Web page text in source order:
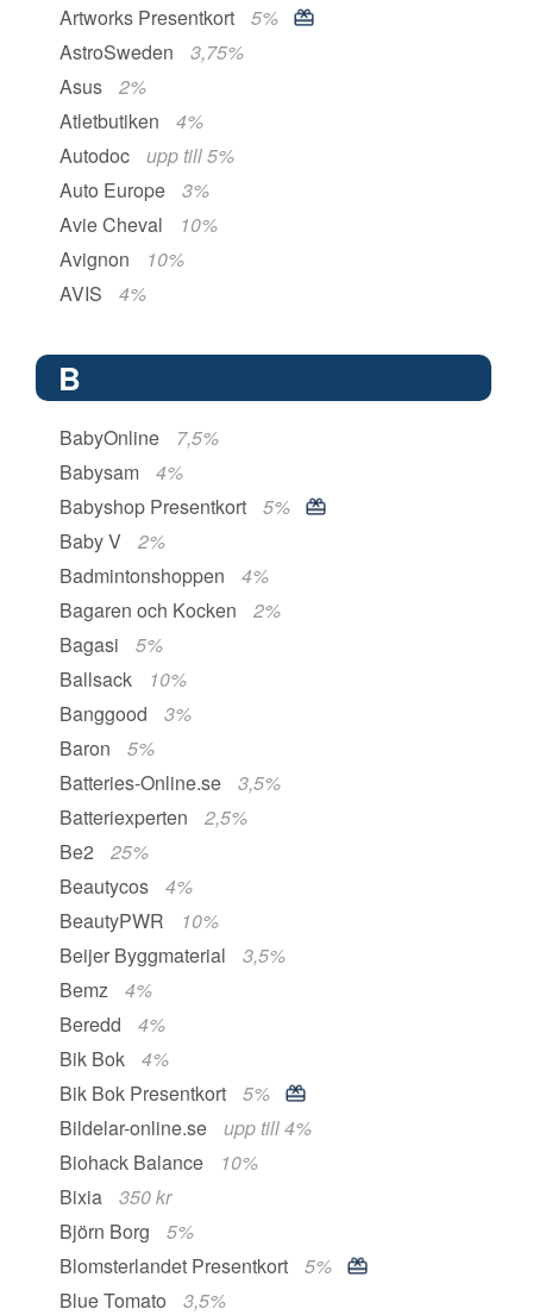
Artworks Presentkort
5%
AstroSweden
3,75%
Asus
2%
Atletbutiken
4%
Autodoc
upp till 5%
Auto Europe
3%
Avie Cheval
10%
Avignon
10%
AVIS
4%
B
BabyOnline
7,5%
Babysam
4%
Babyshop Presentkort
5%
Baby V
2%
Badmintonshoppen
4%
Bagaren och Kocken
2%
Bagasi
5%
Ballsack
10%
Banggood
3%
Baron
5%
Batteries-Online.se
3,5%
Batteriexperten
2,5%
Be2
25%
Beautycos
4%
BeautyPWR
10%
Beijer Byggmaterial
3,5%
Bemz
4%
Beredd
4%
Bik Bok
4%
Bik Bok Presentkort
5%
Bildelar-online.se
upp till 4%
Biohack Balance
10%
Bixia
350 kr
Björn Borg
5%
Blomsterlandet Presentkort
5%
Blue Tomato
3,5%